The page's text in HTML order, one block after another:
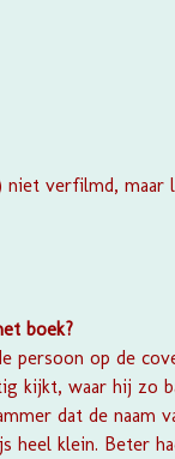
niet verfilmd,
boek?
persoon op de
kijkt, waar hij zo
dat de naam
heel klein. Beter